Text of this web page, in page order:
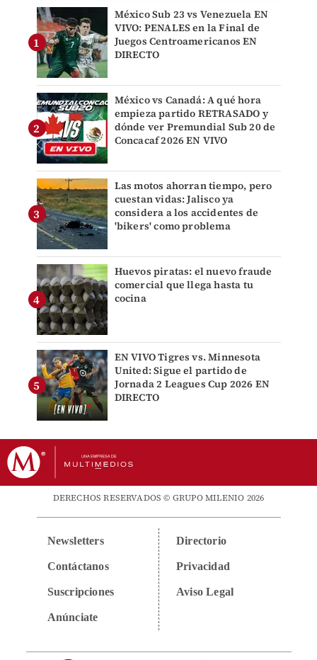
México Sub 23 vs Venezuela EN
VIVO: PENALES en la Final de
Juegos Centroamericanos EN
DIRECTO
México vs Canadá: A qué hora
empieza partido RETRASADO y
dónde ver Premundial Sub 20 de
Concacaf 2026 EN VIVO
Las motos ahorran tiempo, pero
cuestan vidas: Jalisco ya
considera a los accidentes de
'bikers' como problema
Huevos piratas: el nuevo fraude
comercial que llega hasta tu
cocina
EN VIVO Tigres vs. Minnesota
United: Sigue el partido de
Jornada 2 Leagues Cup 2026 EN
DIRECTO
DERECHOS RESERVADOS © GRUPO MILENIO 2026
Newsletters
Contáctanos
Suscripciones
Anúnciate
Directorio
Privacidad
Aviso Legal